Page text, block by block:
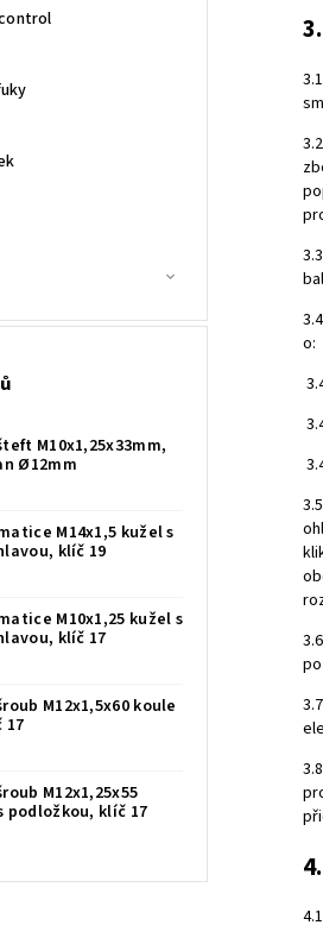
M10x1,25x33mm,
Ø12mm
M14x1,5 kužel s
klíč 19
M10x1,25 kužel s
klíč 17
M12x1,5x60 koule
17
M12x1,25x55
podložkou, klíč 17
o: